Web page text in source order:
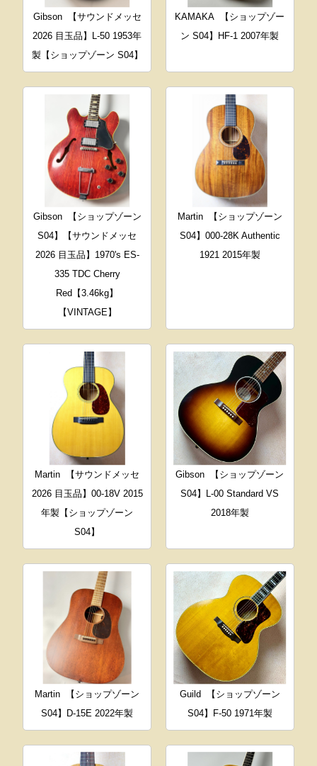
Gibson
【サウンドメッセ
2026 目玉品】L-50 1953年
製【ショップゾーン S04】
KAMAKA
【ショップゾー
ン S04】HF-1 2007年製
Gibson
【ショップゾーン
S04】【サウンドメッセ
2026 目玉品】1970's ES-
335 TDC Cherry
Red【3.46kg】
【VINTAGE】
Martin
【ショップゾーン
S04】000-28K Authentic
1921 2015年製
Martin
【サウンドメッセ
2026 目玉品】00-18V 2015
年製【ショップゾーン
S04】
Gibson
【ショップゾーン
S04】L-00 Standard VS
2018年製
Martin
【ショップゾーン
S04】D-15E 2022年製
Guild
【ショップゾーン
S04】F-50 1971年製